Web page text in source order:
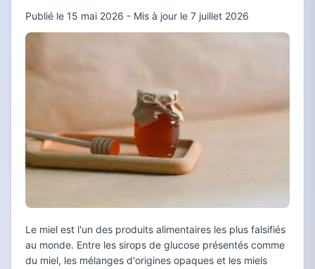
Publié le 15 mai 2026 - Mis à jour le 7 juillet 2026
Le miel est l'un des produits alimentaires les plus falsifiés
au monde. Entre les sirops de glucose présentés comme
du miel, les mélanges d'origines opaques et les miels